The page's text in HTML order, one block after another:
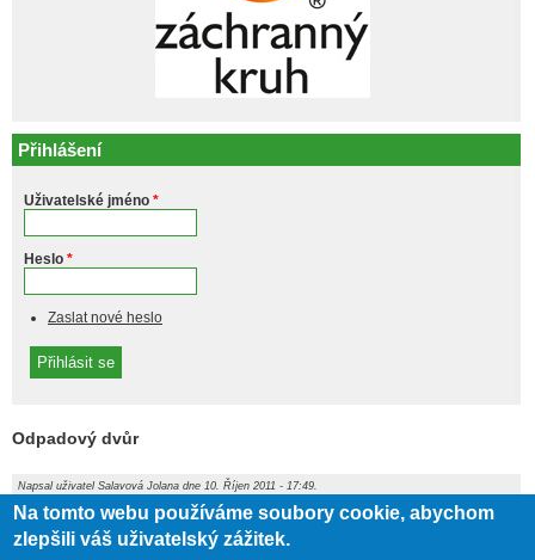
Přihlášení
Uživatelské jméno *
Heslo *
Zaslat nové heslo
Odpadový dvůr
Napsal uživatel Salavová Jolana dne 10. Říjen 2011 - 17:49.
Na separační dvůr odkládejtepouze plasty, sklo, železný šrot a papír!
Je
přísně zakázáno odkládat na separační dvůr
nadměrný odpad!!!Datum přijetí tohoto odpadu bude včas oznámeno.
Na tomto webu používáme soubory cookie, abychom
zlepšili váš uživatelský zážitek.